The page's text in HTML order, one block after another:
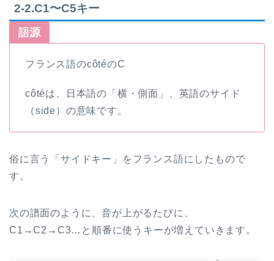
2-2.C1〜C5キー
語源
フランス語のcôtéのC
côtéは、日本語の「横・側面」、英語のサイド
（side）の意味です。
俗に言う「サイドキー」をフランス語にしたもので
す。
次の譜面のように、音が上がるたびに、
C1→C2→C3…と順番に使うキーが増えていきます。